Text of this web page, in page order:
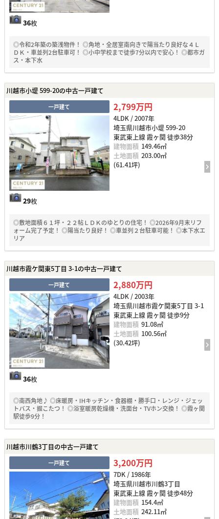
36枚
◎令和2年築の築浅物件！ ◎角地・全居室南向きで陽当たり良好な４Ｌ
ＤＫ・車並列2台駐車可！ ◎小中学校まで徒歩7分以内で安心！ ◎都市ガ
ス・本下水
川越市小堤 599-20の中古一戸建て
一戸建て
29枚
2,799万円
4LDK / 2007年
埼玉県川越市小堤 599-20
東武東上線 霞ヶ関 徒歩38分
建物面積 149.46㎡
土地面積 203.00㎡
(61.41坪)
◎敷地面積６１坪・２２帖ＬＤＫのゆとりの住宅！ ◎2026年9月末リフ
ォーム完了予定！ ◎陽当たり良好！ ◎車並列２台駐車可能！ ◎本下水エ
リア
川越市霞ケ関東5丁目 3-1の中古一戸建て
一戸建て
36枚
2,880万円
4LDK / 2003年
埼玉県川越市霞ケ関東5丁目 3-1
東武東上線 霞ヶ関 徒歩9分
建物面積 91.08㎡
土地面積 100.56㎡
(30.42坪)
◎南西角地♪ ◎床暖房・IHキッチン・食器棚・勝手口・レンジ・ジェッ
トバス・掘こたつ！ ◎浴室暖房乾燥機・洗面台・TVホン交換！ ◎霞ヶ関
駅徒歩9分！
川越市川鶴3丁目の中古一戸建て
一戸建て 3,200万円
7DK / 1986年
埼玉県川越市川鶴3丁目
東武東上線 霞ヶ関 徒歩48分
建物面積 154.4㎡
土地面積 242.11㎡